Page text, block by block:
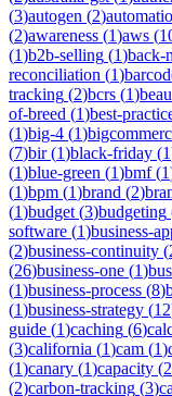
(3)autogen (2)
(2)awareness (1)aws (
(1)b2b-selling (1)back-
reconciliation (1)
tracking (2)bcrs (1)
of-breed (1)best-
(1)big-4 (1)
(7)bir(1)black-friday (1
(1)blue-green (1)bmf(1
(1)bpm (1)brand (2)
(1)budget (3)budgeting
software (1)business-
(2)business-continuity (
(26)business-one (1)
(1)business-process (8)
(1)business-strategy (12
guide (1)caching (6)
(3)california (1)cam (1)
(1)canary (1)capacity (2
(2)carbon-tracking (3)